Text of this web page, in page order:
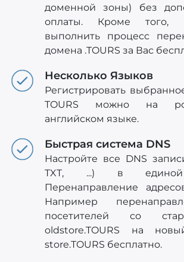
доменной зоны) без
оплаты. Кроме
выполнить процесс
домена .TOURS за Вас
Несколько Языков
Регистрировать
TOURS можно на
английском языке.
Быстрая система DNS
Настройте все DNS
TXT, ...) в единой
Перенаправление
Например
посетителей со
oldstore.TOURS на
store.TOURS бесплатно.